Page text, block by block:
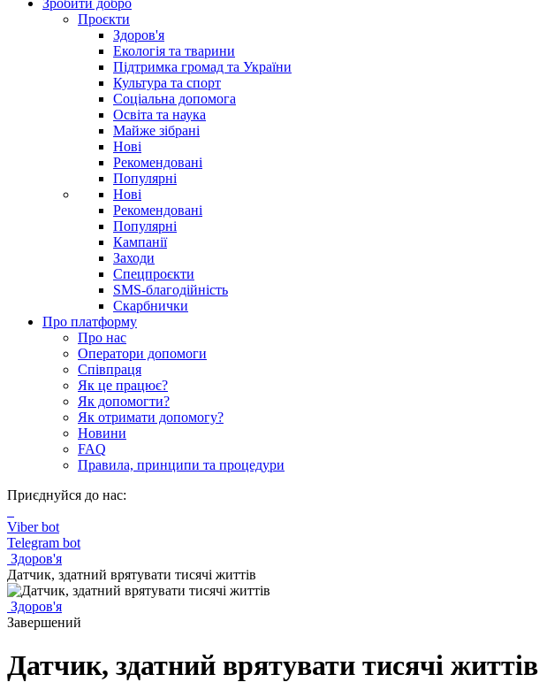
Зробити добро
Проєкти
Здоров'я
Екологія та тварини
Підтримка громад та України
Культура та спорт
Соціальна допомога
Освіта та наука
Майже зібрані
Нові
Рекомендовані
Популярні
Нові
Рекомендовані
Популярні
Кампанії
Заходи
Спецпроєкти
SMS-благодійність
Скарбнички
Про платформу
Про нас
Оператори допомоги
Співпраця
Як це працює?
Як допомогти?
Як отримати допомогу?
Новини
FAQ
Правила, принципи та процедури
Приєднуйся до нас:
Viber bot
Telegram bot
Здоров'я
Датчик, здатний врятувати тисячі життів
Здоров'я
Завершений
Датчик, здатний врятувати тисячі життів